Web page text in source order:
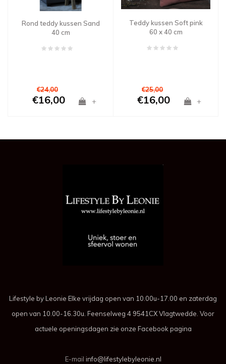
Rond teddy kussen Sand
40 cm
€24,00
€16,00 +
Teddy kussen Soft pink
60 x 40 cm
€25,00
€16,00 +
Lifestyle by Leonie Elke vrijdag open van 10.00u-17.00 en zaterdag
open van 10.00-16.30u. Feenselweg 4 9541CX Vlagtwedde. Voor
actuele openingsdagen zie onze Facebook pagina
E-mail info@lifestylebyleonie.nl